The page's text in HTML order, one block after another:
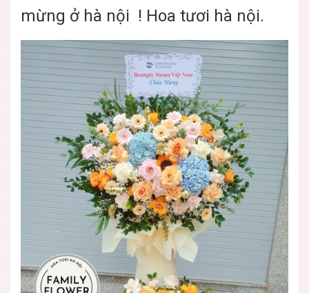
mừng ở hà nội ! Hoa tươi hà nội.